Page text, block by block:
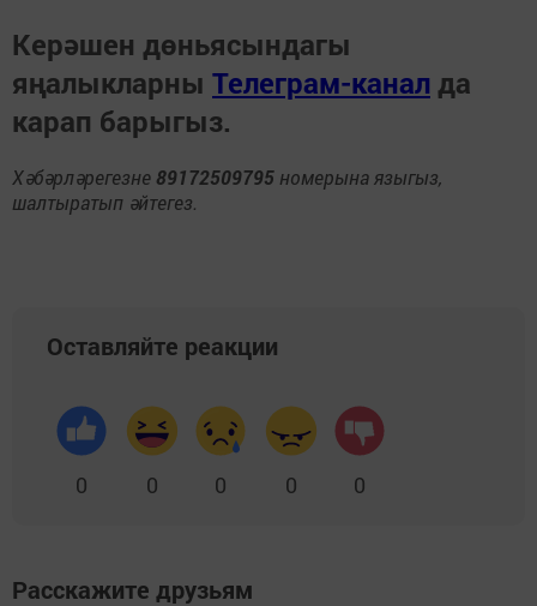
Керәшен дөньясындагы
яңалыкларны Телеграм-канал да
карап барыгыз.
Хәбәрләрегезне 89172509795 номерына языгыз,
шалтыратып әйтегез.
Оставляйте реакции
0 0 0 0 0
Расскажите друзьям